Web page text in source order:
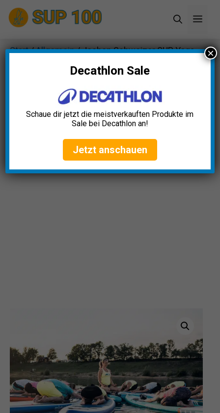
Zum
Inhalt
Start/Allgemein/ Jochen Schweizer SUP Yoga
Decathlon Sale
Schaue dir jetzt die meistverkauften Produkte im
Sale bei Decathlon an!
Jetzt anschauen
×